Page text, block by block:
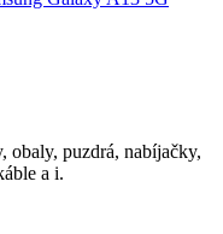
obaly, puzdrá, nabíjačky,
a i.